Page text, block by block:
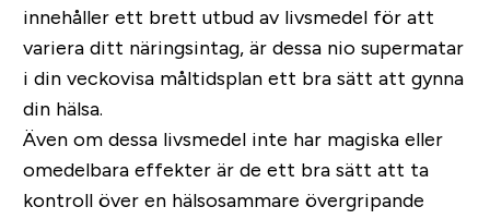
innehåller ett brett utbud av livsmedel för att
variera ditt näringsintag, är dessa nio supermatar
i din veckovisa måltidsplan ett bra sätt att gynna
din hälsa.
Även om dessa livsmedel inte har magiska eller
omedelbara effekter är de ett bra sätt att ta
kontroll över en hälsosammare övergripande